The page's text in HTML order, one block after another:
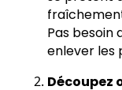
Pas besoin
enlever les
Découpez